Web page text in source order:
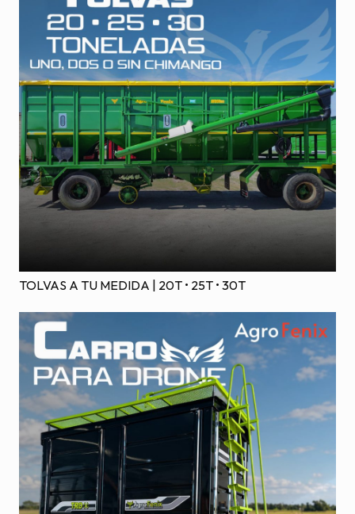
TOLVAS A TU MEDIDA | 20T • 25T • 30T